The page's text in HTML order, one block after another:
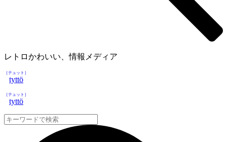
レトロかわいい、情報メディア
tyttö
［テュット］
tyttö
［テュット］